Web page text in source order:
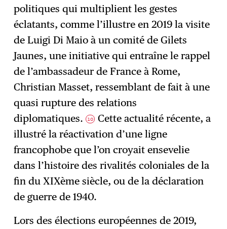
politiques qui multiplient les gestes
éclatants, comme l’illustre en 2019 la visite
de Luigi Di Maio à un comité de Gilets
Jaunes, une initiative qui entraîne le rappel
de l’ambassadeur de France à Rome,
Christian Masset, ressemblant de fait à une
quasi rupture des relations
diplomatiques.10 Cette actualité récente, a
illustré la réactivation d’une ligne
francophobe que l’on croyait ensevelie
dans l’histoire des rivalités coloniales de la
fin du XIXème siècle, ou de la déclaration
de guerre de 1940.
Lors des élections européennes de 2019,